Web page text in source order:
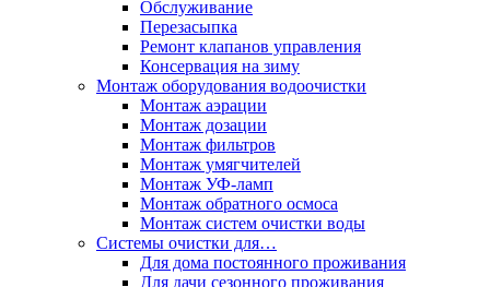
Обслуживание
Перезасыпка
Ремонт клапанов управления
Консервация на зиму
Монтаж оборудования водоочистки
Монтаж аэрации
Монтаж дозации
Монтаж фильтров
Монтаж умягчителей
Монтаж УФ-ламп
Монтаж обратного осмоса
Монтаж систем очистки воды
Системы очистки для…
Для дома постоянного проживания
Для дачи сезонного проживания